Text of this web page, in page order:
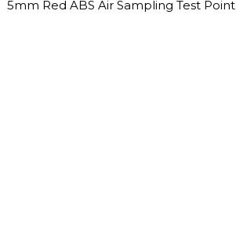
5mm Red ABS Air Sampling Test Point